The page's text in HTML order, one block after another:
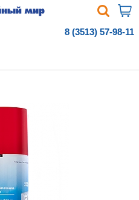
8 (3513) 57-98-11